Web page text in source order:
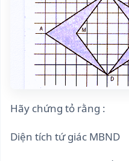
Hãy chứng tỏ rằng :
Diện tích tứ giác MBND